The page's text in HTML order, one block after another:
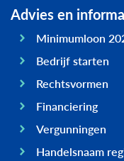
Advies en
Minimumloon
Bedrijf starten
Rechtsvormen
Financiering
Vergunningen
Handelsnaam